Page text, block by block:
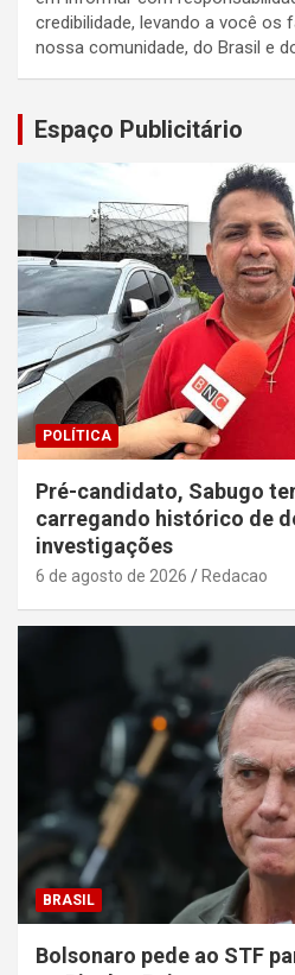
credibilidade, levando a você os
nossa comunidade, do Brasil e
Espaço Publicitário
POLÍTICA
Pré-candidato, Sabugo
carregando histórico de
investigações
6 de agosto de 2026 Redacao
BRASIL
Bolsonaro pede ao STF